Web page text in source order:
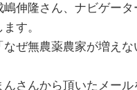
嶋伸隆さん、ナビゲー
す。
ぜ無農薬農家が増え
んさんから頂いたメー